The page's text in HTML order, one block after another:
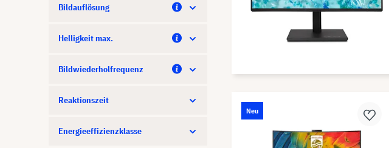
Bildauflösung
Helligkeit max.
Bildwiederholfrequenz
Reaktionszeit
Energieeffizienzklasse
Neu